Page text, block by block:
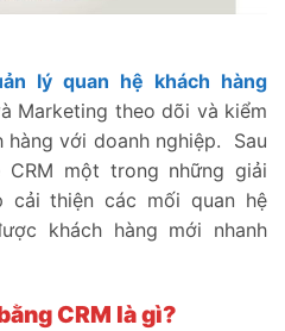
lý quan hệ khách hàng
Marketing theo dõi và kiểm
với doanh nghiệp. Sau
CRM một trong những giải
cải thiện các mối quan hệ
khách hàng mới nhanh
CRM là gì?